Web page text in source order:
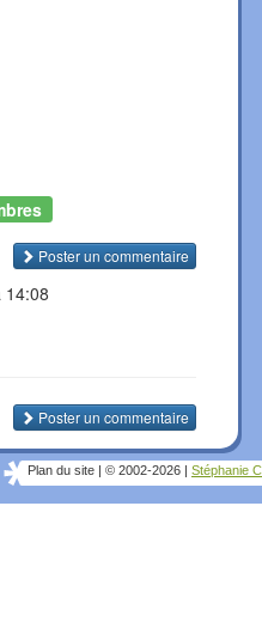
Poster un commentaire
14:08
Poster un commentaire
Plan du site © 2002-2026 Stéphanie C